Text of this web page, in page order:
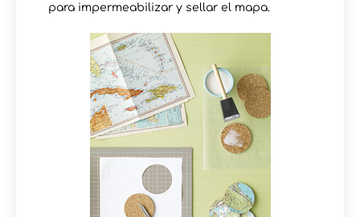
para impermeabilizar y sellar el mapa.